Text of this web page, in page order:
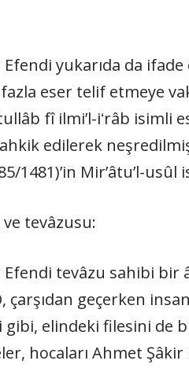
yukarıda da
eser telif etmeye
fî ilmi’l-iʻrâb isimli
edilerek
1481)’in Mir’âtu’l-
ve tevâzusu:
tevâzu sahibi bir
çarşıdan geçerken
elindeki filesini de
hocaları Ahmet Şâkir